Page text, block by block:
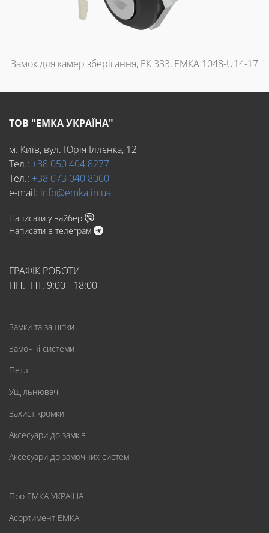
Замок для камер зберігання, ЕК 333, ЕМКА 1048-U14-17
ТОВ "ЕМКА УКРАЇНА"
м. Київ, вул. Юрія Іллєнка, 12
Тел.: +38 050 404 8277
Тел.: +38 073 040 8060
e-mail: info@emka.in.ua
Написати у вайбер
Написати в телеграм
ГРАФІК РОБОТИ
ПН.- ПТ. 9:00 - 18:00
Замки та защіпки
Замочні системи
Петлі
Ущільнювачі
Захист кромки
Аксесуари до замків
Аксесуари до замочних систем
Про ЕМКА УКРАЇНА
Асортимент ЕМКА